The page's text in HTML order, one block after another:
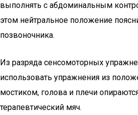
выполнять с абдоминальным
этом нейтральное положение
позвоночника.
Из разряда сенсомоторных
использовать упражнения из
мостиком, голова и плечи
терапевтический мяч.